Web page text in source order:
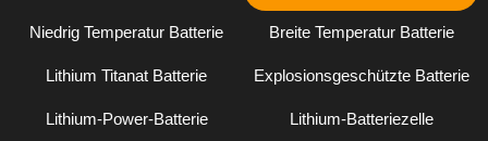
Niedrig Temperatur Batterie Breite Temperatur Batterie
Lithium Titanat Batterie Explosionsgeschützte Batterie
Lithium-Power-Batterie Lithium-Batteriezelle